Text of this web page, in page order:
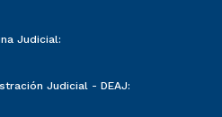
Judicial:
Judicial - DEAJ: